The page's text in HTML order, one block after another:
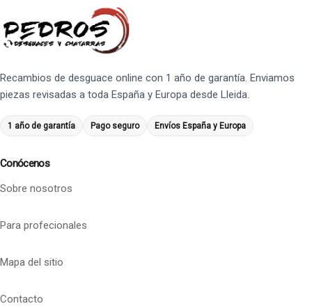
Recambios de desguace online con 1 año de garantía. Enviamos
piezas revisadas a toda España y Europa desde Lleida.
1 año de garantía Pago seguro Envíos España y Europa
Conócenos
Sobre nosotros
Para profecionales
Mapa del sitio
Contacto